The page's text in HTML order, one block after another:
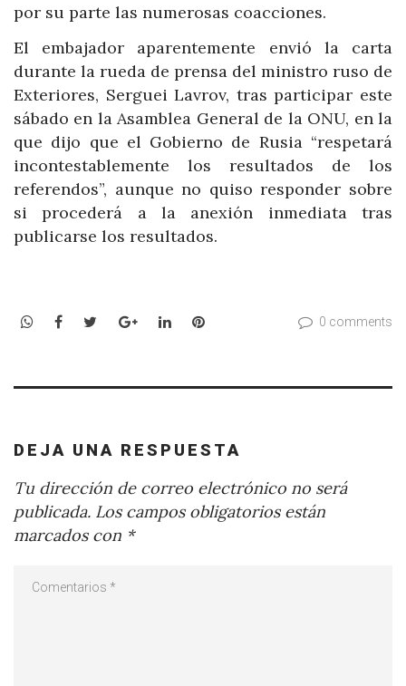
por su parte las numerosas coacciones.
El embajador aparentemente envió la carta
durante la rueda de prensa del ministro ruso de
Exteriores, Serguei Lavrov, tras participar este
sábado en la Asamblea General de la ONU, en la
que dijo que el Gobierno de Rusia “respetará
incontestablemente los resultados de los
referendos”, aunque no quiso responder sobre
si procederá a la anexión inmediata tras
publicarse los resultados.
WhatsApp
Facebook
TwitterGoogle+LinkedInPinterest 0 comments
DEJA UNA RESPUESTA
Tu dirección de correo electrónico no será
publicada. Los campos obligatorios están
marcados con *